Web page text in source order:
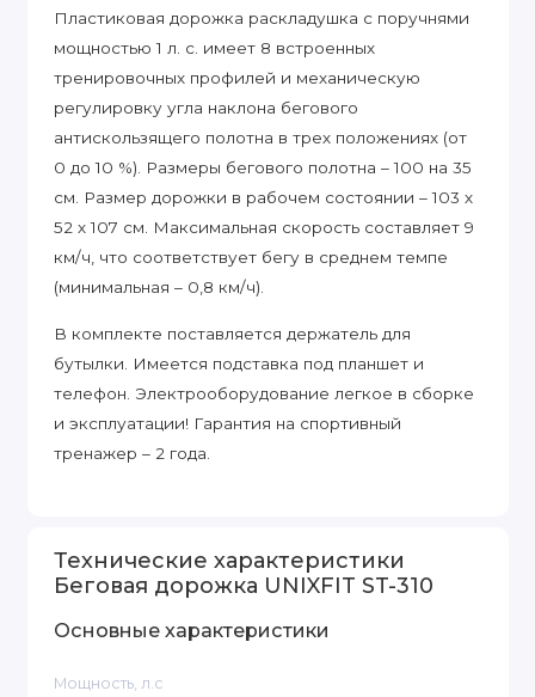
Пластиковая дорожка раскладушка с поручнями
мощностью 1 л. с. имеет 8 встроенных
тренировочных профилей и механическую
регулировку угла наклона бегового
антискользящего полотна в трех положениях (от
0 до 10 %). Размеры бегового полотна – 100 на 35
см. Размер дорожки в рабочем состоянии – 103 х
52 х 107 см. Максимальная скорость составляет 9
км/ч, что соответствует бегу в среднем темпе
(минимальная – 0,8 км/ч).
В комплекте поставляется держатель для
бутылки. Имеется подставка под планшет и
телефон. Электрооборудование легкое в сборке
и эксплуатации! Гарантия на спортивный
тренажер – 2 года.
Технические характеристики
Беговая дорожка UNIXFIT ST-310
Основные характеристики
Мощность, л.с